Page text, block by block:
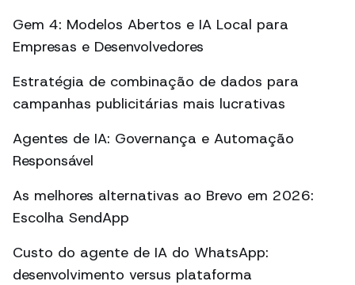
Gem 4: Modelos Abertos e IA Local para
Empresas e Desenvolvedores
Estratégia de combinação de dados para
campanhas publicitárias mais lucrativas
Agentes de IA: Governança e Automação
Responsável
As melhores alternativas ao Brevo em 2026:
Escolha SendApp
Custo do agente de IA do WhatsApp:
desenvolvimento versus plataforma